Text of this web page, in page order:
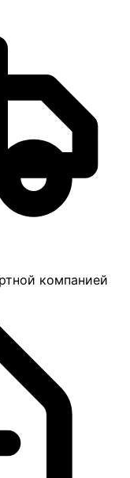
компанией